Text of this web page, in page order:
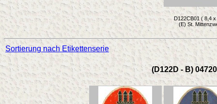
D122CB01 ( 8,4 x
(E) St.
Sortierung nach Etikettenserie
(D122D - B)